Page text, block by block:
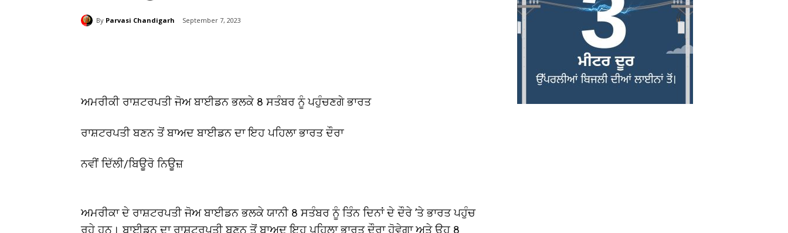
By Parvasi Chandigarh September 7, 2023
ਅਮਰੀਕੀ ਰਾਸ਼ਟਰਪਤੀ ਜੋਅ ਬਾਈਡਨ ਭਲਕੇ 8 ਸਤੰਬਰ ਨੂੰ ਪਹੁੰਚਣਗੇ ਭਾਰਤ
ਰਾਸ਼ਟਰਪਤੀ ਬਣਨ ਤੋਂ ਬਾਅਦ ਬਾਈਡਨ ਦਾ ਇਹ ਪਹਿਲਾ ਭਾਰਤ ਦੌਰਾ
ਨਵੀਂ ਦਿੱਲੀ/ਬਿਊਰੋ ਨਿਊਜ਼
ਅਮਰੀਕਾ ਦੇ ਰਾਸ਼ਟਰਪਤੀ ਜੋਅ ਬਾਈਡਨ ਭਲਕੇ ਯਾਨੀ 8 ਸਤੰਬਰ ਨੂੰ ਤਿੰਨ ਦਿਨਾਂ ਦੇ ਦੌਰੇ ’ਤੇ ਭਾਰਤ ਪਹੁੰਚ
ਰਹੇ ਹਨ। ਬਾਈਡਨ ਦਾ ਰਾਸ਼ਟਰਪਤੀ ਬਣਨ ਤੋਂ ਬਾਅਦ ਇਹ ਪਹਿਲਾ ਭਾਰਤ ਦੌਰਾ ਹੋਵੇਗਾ ਅਤੇ ਉਹ 8